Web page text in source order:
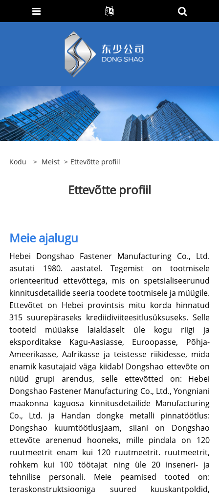
Kodu > Meist > Ettevõtte profiil
Ettevõtte profiil
Meie ajalugu
Hebei Dongshao Fastener Manufacturing Co., Ltd.
asutati 1980. aastatel. Tegemist on tootmisele
orienteeritud ettevõttega, mis on spetsialiseerunud
kinnitusdetailide seeria toodete tootmisele ja müügile.
Ettevõtet on Hebei provintsis mitu korda hinnatud
315 suurepäraseks krediidiviiteesitlusüksuseks. Selle
tooteid müüakse laialdaselt üle kogu riigi ja
eksporditakse Kagu-Aasiasse, Euroopasse, Põhja-
Ameerikasse, Aafrikasse ja teistesse riikidesse, mida
enamik kasutajaid väga kiidab! Dongshao ettevõte on
nüüd grupi arendus, selle ettevõtted on: Hebei
Dongshao Fastener Manufacturing Co., Ltd., Yongniani
maakonna kaguosa kinnitusdetailide Manufacturing
Co., Ltd. ja Handan dongke metalli pinnatöötlus:
Dongshao kuumtöötlusjaam, siiani on Dongshao
ettevõte arenenud hooneks, mille pindala on 120
ruutmeetrit enam kui 120 ruutmeetrit. ruutmeetrit,
rohkem kui 100 töötajat ning üle 20 inseneri- ja
tehnilise personali. Meie peamised tooted on:
teraskonstruktsiooniga suured kuuskantpoldid,